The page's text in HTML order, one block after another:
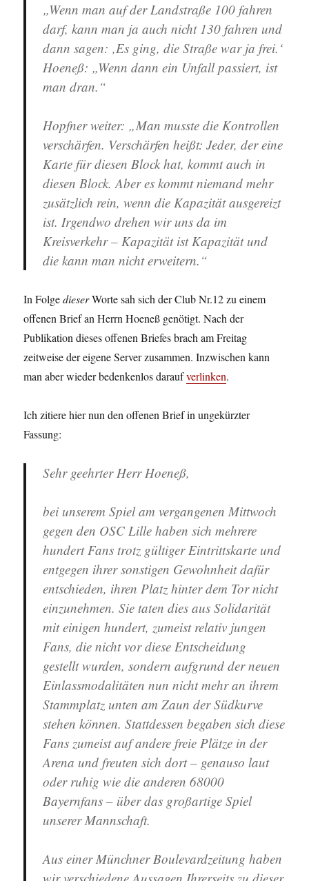
„Wenn man auf der Landstraße 100 fahren
darf, kann man ja auch nicht 130 fahren und
dann sagen: ‚Es ging, die Straße war ja frei.‘
Hoeneß: „Wenn dann ein Unfall passiert, ist
man dran.“
Hopfner weiter: „Man musste die Kontrollen
verschärfen. Verschärfen heißt: Jeder, der eine
Karte für diesen Block hat, kommt auch in
diesen Block. Aber es kommt niemand mehr
zusätzlich rein, wenn die Kapazität ausgereizt
ist. Irgendwo drehen wir uns da im
Kreisverkehr – Kapazität ist Kapazität und
die kann man nicht erweitern.“
In FolgedieserWorte sah sich der Club Nr.12 zu einem
offenen Brief an Herrn Hoeneß genötigt. Nach der
Publikation dieses offenen Briefes brach am Freitag
zeitweise der eigene Server zusammen. Inzwischen kann
man aber wieder bedenkenlos daraufverlinken.
Ich zitiere hier nun den offenen Brief in ungekürzter
Fassung:
Sehr geehrter Herr Hoeneß,
bei unserem Spiel am vergangenen Mittwoch
gegen den OSC Lille haben sich mehrere
hundert Fans trotz gültiger Eintrittskarte und
entgegen ihrer sonstigen Gewohnheit dafür
entschieden, ihren Platz hinter dem Tor nicht
einzunehmen. Sie taten dies aus Solidarität
mit einigen hundert, zumeist relativ jungen
Fans, die nicht vor diese Entscheidung
gestellt wurden, sondern aufgrund der neuen
Einlassmodalitäten nun nicht mehr an ihrem
Stammplatz unten am Zaun der Südkurve
stehen können. Stattdessen begaben sich diese
Fans zumeist auf andere freie Plätze in der
Arena und freuten sich dort – genauso laut
oder ruhig wie die anderen 68000
Bayernfans – über das großartige Spiel
unserer Mannschaft.
Aus einer Münchner Boulevardzeitung haben